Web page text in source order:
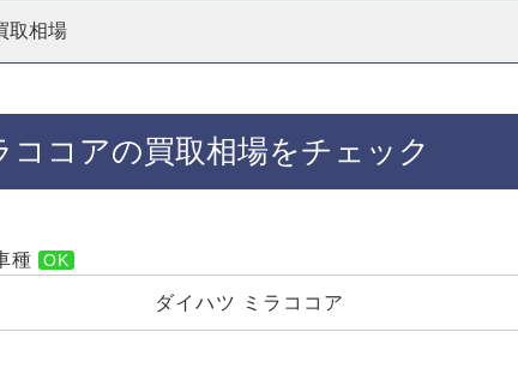
取相場
コアの買取相場をチェック
種
ダイハツ ミラココア